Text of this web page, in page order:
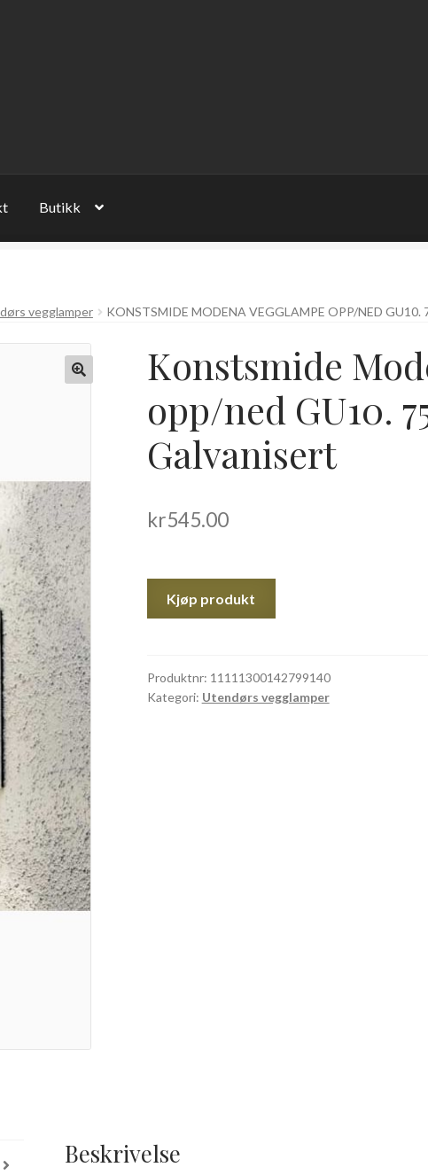
Butikk
vegglamper KONSTSMIDE MODENA VEGGLAMPE OPP/NED GU10.
Konstsmide
opp/ned GU10.
Galvanisert
kr545.00
Kjøp produkt
Produktnr: 11111300142799140
Kategori: Utendørs vegglamper
Beskrivelse